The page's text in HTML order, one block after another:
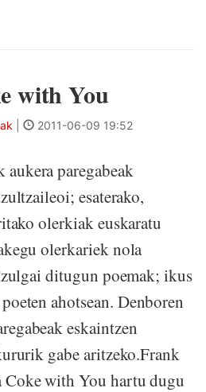
with You
2011-06-09 19:52
paregabeak
esaterako,
olerkiak euskaratu
olerkariek nola
ditugun poemak; ikus
ahotsean. Denboren
eskaintzen
gabe aritzeko.Frank
Coke with You hartu dugu